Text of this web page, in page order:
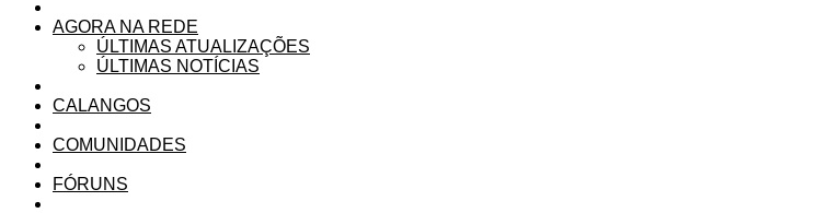
AGORA NA REDE
ÚLTIMAS ATUALIZAÇÕES
ÚLTIMAS NOTÍCIAS
CALANGOS
COMUNIDADES
FÓRUNS